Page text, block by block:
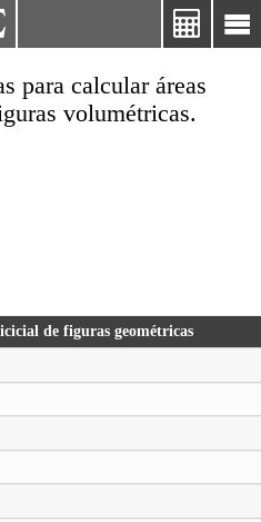


para calcular áreas
volumétricas.
de figuras geométricas